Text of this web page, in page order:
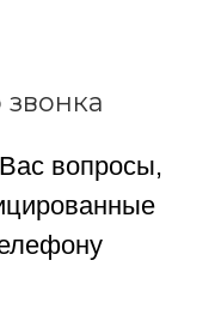
звонка
вопросы,